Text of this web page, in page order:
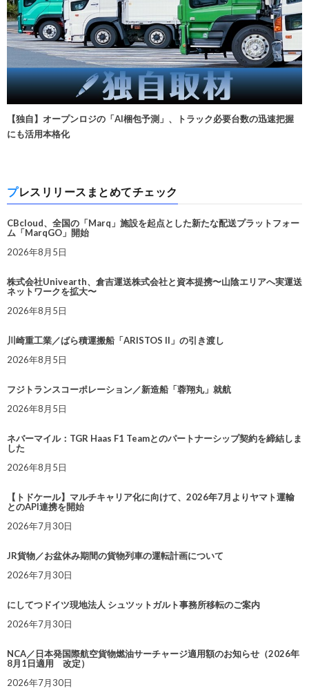
【独自】オープンロジの「AI梱包予測」、トラック必要台数の迅速把握
にも活用本格化
プレスリリースまとめてチェック
CBcloud、全国の「Marq」施設を起点とした新たな配送プラットフォー
ム「MarqGO」開始
2026年8月5日
株式会社Univearth、倉吉運送株式会社と資本提携〜山陰エリアへ実運送
ネットワークを拡大〜
2026年8月5日
川崎重工業／ばら積運搬船「ARISTOS II」の引き渡し
2026年8月5日
フジトランスコーポレーション／新造船「蓉翔丸」就航
2026年8月5日
ネバーマイル：TGR Haas F1 Teamとのパートナーシップ契約を締結しま
した
2026年8月5日
【トドケール】マルチキャリア化に向けて、2026年7月よりヤマト運輸
とのAPI連携を開始
2026年7月30日
JR貨物／お盆休み期間の貨物列車の運転計画について
2026年7月30日
にしてつドイツ現地法人 シュツットガルト事務所移転のご案内
2026年7月30日
NCA／日本発国際航空貨物燃油サーチャージ適用額のお知らせ（2026年
8月1日適用 改定）
2026年7月30日